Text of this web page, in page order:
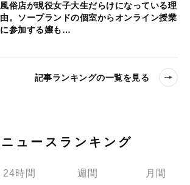
風俗店が現役女子大生だらけになっている理
由。ソープランドの個室からオンライン授業
に参加する嬢も…
記事ランキングの一覧を見る
ニュースランキング
24時間 週間 月間